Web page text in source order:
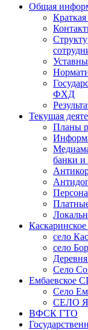
Общая
ФХД
Текущая
Планы
банки и
село
село
Село
Ембаевское
Село
СЕЛО
ВФСК ГТО